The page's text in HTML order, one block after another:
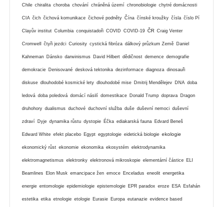
Chile chiralita choroba chování chráněná území chronobiologie chytré domácnosti
CIA čich čichová komunikace čichové podněty Čína čínské kroužky čísla číslo Pí
Clayův institut Columbia conquistadoři COVID COVID-19 ČR Craig Venter
Cromwell čtyři jezdci Curiosity cystická fibróza dálkový průzkum Země Daniel
Kahneman Dánsko darwinismus David Hilbert dědičnost demence demografie
demokracie Denisované desková tektonika dezinformace diagnoza dinosauři
diskuse dlouhodobé kosmické lety dlouhodobé mise Dmitrij Mendělejev DNA doba
ledová doba poledová domácí násilí domestikace Donald Trump doprava Dragon
druhohory dualismus duchové duchovní služba duše duševní nemoci duševní
zdraví Dyje dynamika růstu dystopie Éčka ediakarská fauna Edvard Beneš
Edward White efekt placebo Egypt egyptologie eidetická biologie ekologie
ekonomický růst ekonomie ekonomika ekosystém elektrodynamika
elektromagnetismus elektronky elektronová mikroskopie elementární částice ELI
Beamlines Elon Musk emancipace žen emoce Enceladus eneolit energetika
energie entomologie epidemiologie epistemologie EPR paradox eroze ESA Esfahán
estetika etika etnologie etologie Eurasie Europa eutanazie evidence based